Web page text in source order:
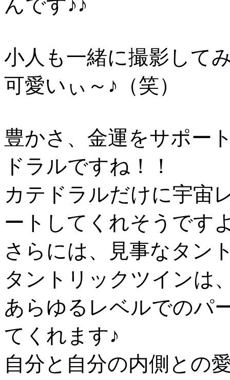
んです♪♪
小人も一緒に撮影して
可愛いぃ～♪（笑）
豊かさ、金運をサポー
ドラルですね！！
カテドラルだけに宇宙
ートしてくれそうです
さらには、見事なタン
タントリックツインは
あらゆるレベルでのパ
てくれます♪
自分と自分の内側との